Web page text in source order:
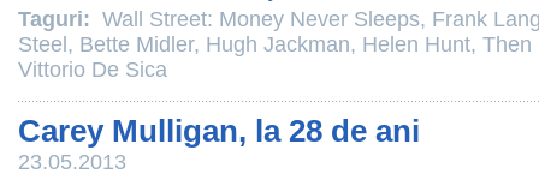
Taguri: Wall Street: Money Never Sleeps, Frank
Steel , Bette Midler, Hugh Jackman, Helen Hunt, Then
Vittorio De Sica
Carey Mulligan, la 28 de ani
23.05.2013